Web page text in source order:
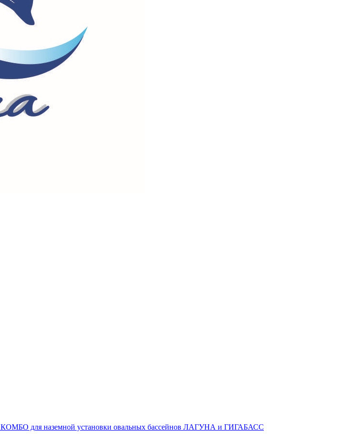
КОМБО для наземной установки овальных бассейнов ЛАГУНА и ГИГАБАСС